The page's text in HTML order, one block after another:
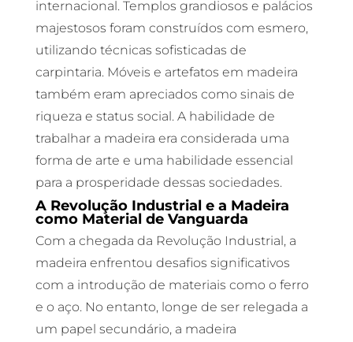
internacional. Templos grandiosos e palácios
majestosos foram construídos com esmero,
utilizando técnicas sofisticadas de
carpintaria. Móveis e artefatos em madeira
também eram apreciados como sinais de
riqueza e status social. A habilidade de
trabalhar a madeira era considerada uma
forma de arte e uma habilidade essencial
para a prosperidade dessas sociedades.
A Revolução Industrial e a Madeira
como Material de Vanguarda
Com a chegada da Revolução Industrial, a
madeira enfrentou desafios significativos
com a introdução de materiais como o ferro
e o aço. No entanto, longe de ser relegada a
um papel secundário, a madeira